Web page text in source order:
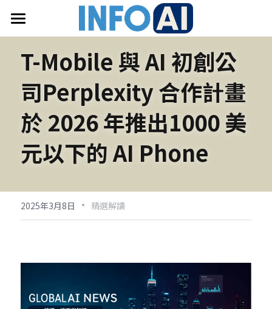
首頁
關於InfoAI
訂閱電子報
最新文章
搜索
email聯絡
T-Mobile 與 AI 初創公
司Perplexity 合作計畫
於 2026 年推出1000 美
元以下的 AI Phone
2025年3月8日 · 精選解讀